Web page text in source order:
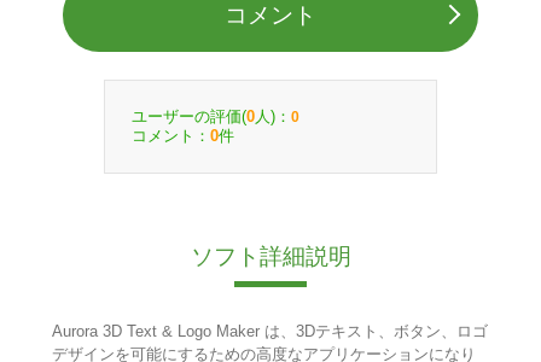
コメント
ユーザーの評価(0 人)： 0
コメント： 0件
ソフト詳細説明
Aurora 3D Text & Logo Maker は、3Dテキスト、ボタン、ロゴ
デザインを可能にするための高度なアプリケーションになり